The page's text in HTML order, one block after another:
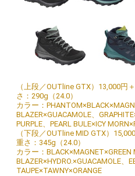
（上段／OUTline GTX）13,000
さ：290g（24.0）
カラー：
BLAZER×GUACAMOLE、
PURPLE、PEARL BULE×ICY
（下段／OUTline MID GTX）
重さ：345g（24.0）
カラー：BLACK×MAGNET×GREEN
BLAZER×HYDRO.×GUACAMOLE、
TAUPE×TAWNY×ORANGE